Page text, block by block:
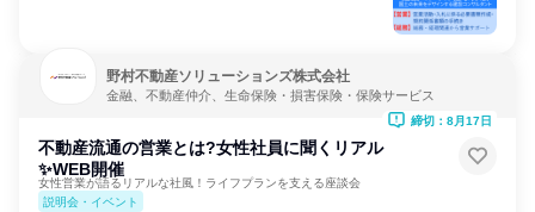
野村不動産ソリューションズ株式会社
金融、不動産仲介、生命保険・損害保険・保険サービス
不動産流通の営業とは?女性社員に聞くリアル
✨️WEB開催
女性営業が語るリアルな社風！ライフプランを支える座談会
説明会・イベント
締切：8月17日